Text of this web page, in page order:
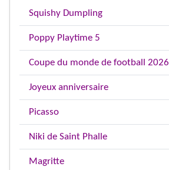
Squishy Dumpling
Poppy Playtime 5
Coupe du monde de football 2026
Joyeux anniversaire
Picasso
Niki de Saint Phalle
Magritte